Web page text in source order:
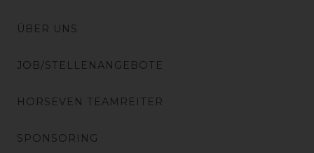
ÜBER UNS
JOB/STELLENANGEBOTE
HORSEVEN TEAMREITER
SPONSORING